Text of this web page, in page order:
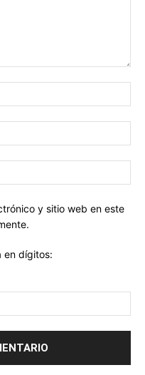
y sitio web en este
en dígitos: